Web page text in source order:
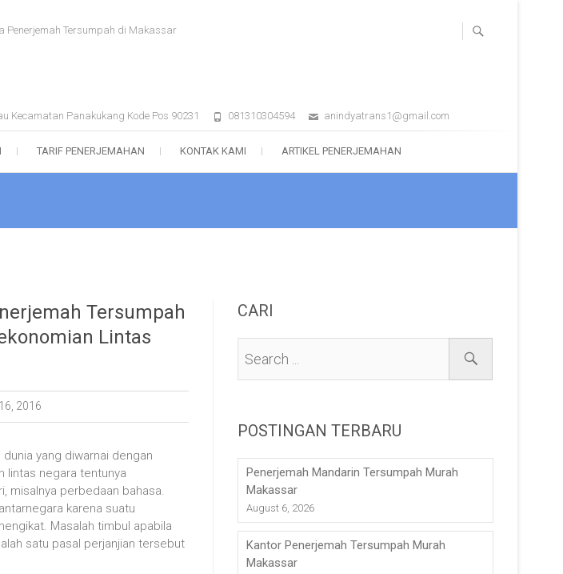
Penerjemah Tersumpah di Makassar
Kecamatan Panakukang Kode Pos 90231 081310304594 anindyatrans1@gmail.com
TARIF PENERJEMAHAN KONTAK KAMI ARTIKEL PENERJEMAHAN
Tersumpah
Lintas
2016
yang diwarnai dengan
lintas negara tentunya
misalnya perbedaan bahasa.
karena suatu
Masalah timbul apabila
satu pasal perjanjian tersebut
CARI
POSTINGAN TERBARU
Penerjemah Mandarin Tersumpah Murah
Makassar
August 6, 2026
Kantor Penerjemah Tersumpah Murah
Makassar